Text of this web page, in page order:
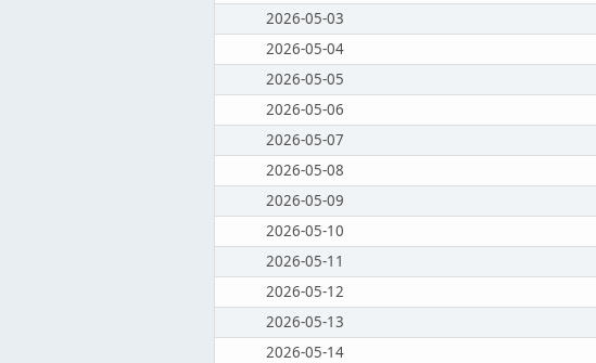
2026-05-03
2026-05-04
2026-05-05
2026-05-06
2026-05-07
2026-05-08
2026-05-09
2026-05-10
2026-05-11
2026-05-12
2026-05-13
2026-05-14